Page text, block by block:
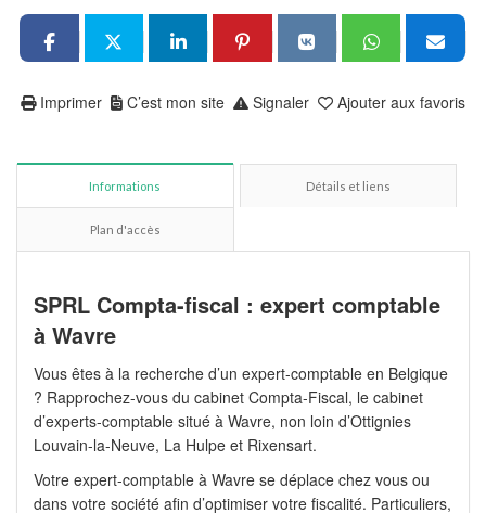
Ajouter aux favoris
Signaler
C’est mon site
Imprimer
Informations Détails et liens
Plan d'accès
SPRL Compta-fiscal : expert comptable
à Wavre
Vous êtes à la recherche d’un expert-comptable en Belgique
? Rapprochez-vous du cabinet Compta-Fiscal, le cabinet
d’experts-comptable situé à Wavre, non loin d’Ottignies
Louvain-la-Neuve, La Hulpe et Rixensart.
Votre expert-comptable à Wavre se déplace chez vous ou
dans votre société afin d’optimiser votre fiscalité. Particuliers,